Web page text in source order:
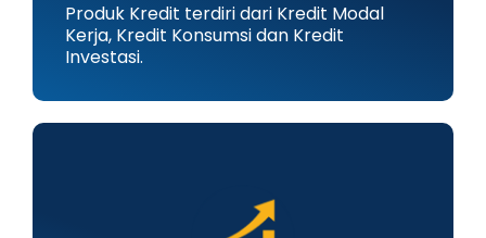
Produk Kredit terdiri dari Kredit Modal
Kerja, Kredit Konsumsi dan Kredit
Investasi.